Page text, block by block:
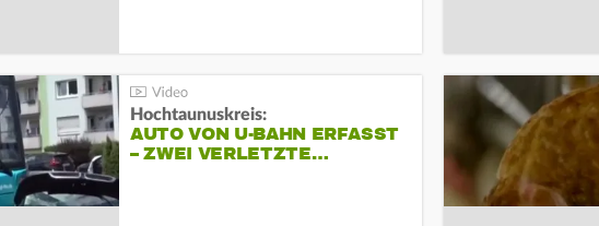
Hochtaunuskreis:
AUTO VON U-BAHN ERFASST
– ZWEI VERLETZTE…